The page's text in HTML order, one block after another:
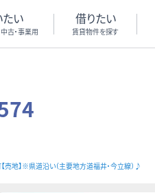
い
中古・事業用
借りたい
賃貸物件を探す
売地】※県道沿い（主要地方道福井・今立線）♪